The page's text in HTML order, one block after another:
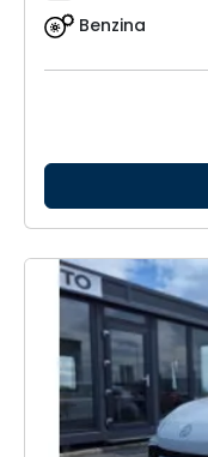
Benzina